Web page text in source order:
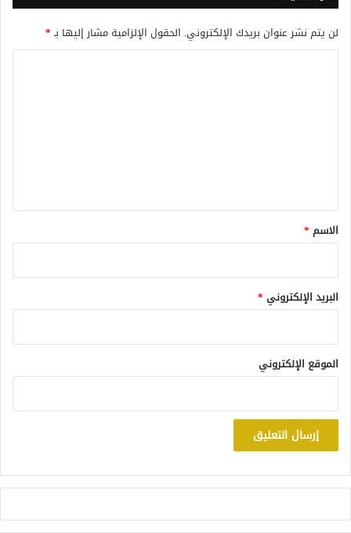
لن يتم نشر عنوان بريدك الإلكتروني. الحقول الإلزامية مشار إليها بـ*
*
الاسم *
البريد الإلكتروني *
الموقع الإلكتروني